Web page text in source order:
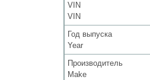
VIN
VIN
Год выпуска
Year
Производитель
Make